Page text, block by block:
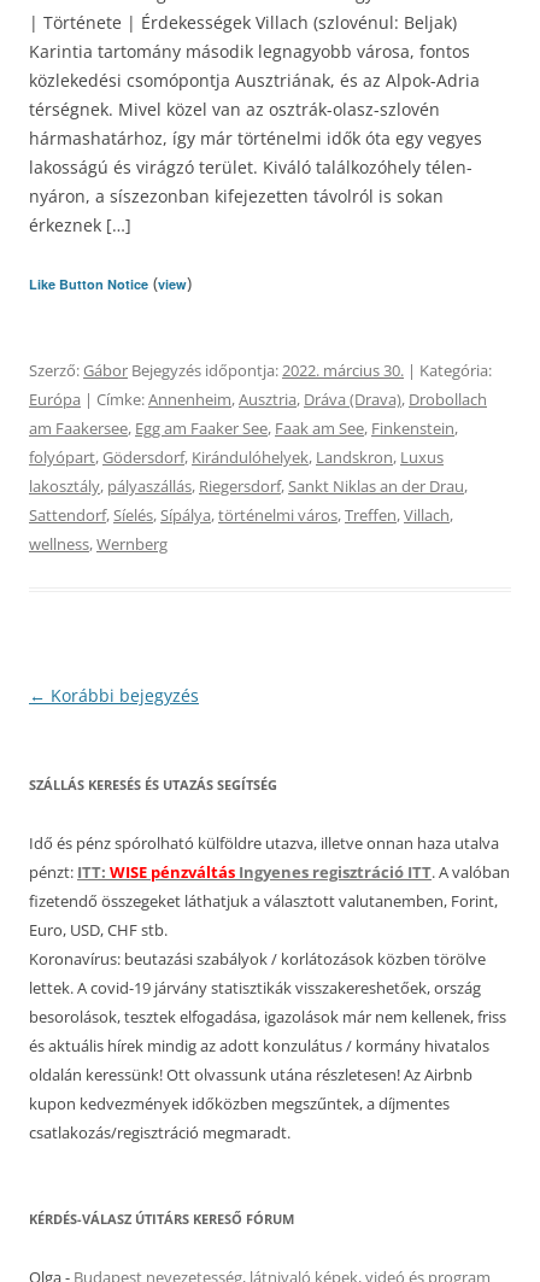
| Története | Érdekességek Villach (szlovénul: Beljak)
Karintia tartomány második legnagyobb városa, fontos
közlekedési csomópontja Ausztriának, és az Alpok-Adria
térségnek. Mivel közel van az osztrák-olasz-szlovén
hármashatárhoz, így már történelmi idők óta egy vegyes
lakosságú és virágzó terület. Kiváló találkozóhely télen-
nyáron, a síszezonban kifejezetten távolról is sokan
érkeznek […]
Like Button Notice (view)
Szerző:Gábor Bejegyzés időpontja:2022. március 30. | Kategória:
Európa | Címke:Annenheim,Ausztria, Dráva (Drava), Drobollach
am Faakersee, Egg am Faaker See, Faak am See, Finkenstein,
folyópart,Gödersdorf, Kirándulóhelyek, Landskron, Luxus
lakosztály, pályaszállás, Riegersdorf,Sankt Niklas an der Drau,
Sattendorf,Síelés,Sípálya,történelmi város,Treffen,Villach,
wellness,Wernberg
Bejegyzés
← Korábbi bejegyzés
SZÁLLÁS KERESÉS ÉS UTAZÁS SEGÍTSÉG
Idő és pénz spórolható külföldre utazva, illetve onnan haza utalva
pénzt: ITT: WISE pénzváltás Ingyenes regisztráció ITT. A valóban
fizetendő összegeket láthatjuk a választott valutanemben, Forint,
Euro, USD, CHF stb.
Koronavírus: beutazási szabályok / korlátozások közben törölve
lettek. A covid-19 járvány statisztikák visszakereshetőek, ország
besorolások, tesztek elfogadása, igazolások már nem kellenek, friss
és aktuális hírek mindig az adott konzulátus / kormány hivatalos
oldalán keressünk! Ott olvassunk utána részletesen! Az Airbnb
kupon kedvezmények időközben megszűntek, a díjmentes
csatlakozás/regisztráció megmaradt.
KÉRDÉS-VÁLASZ ÚTITÁRS KERESŐ FÓRUM
Olga- Budapest nevezetesség, látnivaló képek, videó és program